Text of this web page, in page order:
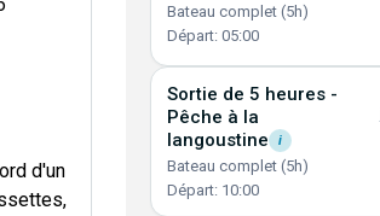
d'un
Bateau complet (5h)
Départ: 05:00
Sortie de 5 heures -
Pêche à la
langoustine
i
Bateau complet (5h)
Départ: 10:00